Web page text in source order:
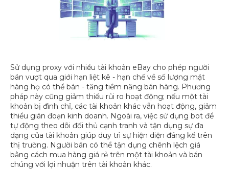
Sử dụng proxy với nhiều tài khoản eBay cho phép người
bán vượt qua giới hạn liệt kê - hạn chế về số lượng mặt
hàng họ có thể bán - tăng tiềm năng bán hàng. Phương
pháp này cũng giảm thiểu rủi ro hoạt động; nếu một tài
khoản bị đình chỉ, các tài khoản khác vẫn hoạt động, giảm
thiểu gián đoạn kinh doanh. Ngoài ra, việc sử dụng bot để
tự động theo dõi đối thủ cạnh tranh và tận dụng sự đa
dạng của tài khoản giúp duy trì sự hiện diện đáng kể trên
thị trường. Người bán có thể tận dụng chênh lệch giá
bằng cách mua hàng giá rẻ trên một tài khoản và bán
chúng với lợi nhuận trên tài khoản khác.